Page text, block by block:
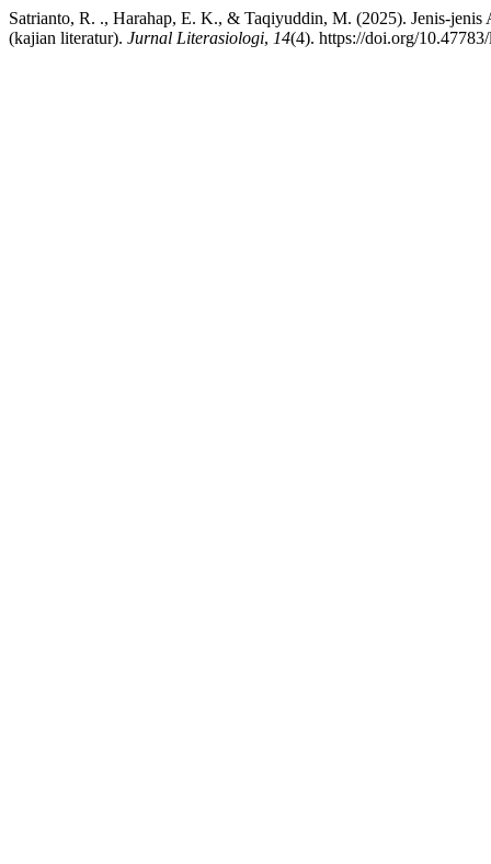
Satrianto, R. ., Harahap, E. K., & Taqiyuddin, M. (2025). Jenis-jenis
(kajian literatur). Jurnal Literasiologi, 14(4). https://doi.org/